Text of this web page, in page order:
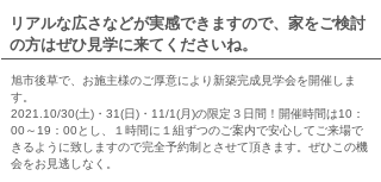
リアルな広さなどが実感できますので、家をご検討
の方はぜひ見学に来てくださいね。
旭市後草で、お施主様のご厚意により新築完成見学会を開催しま
す。
2021.10/30(土)・31(日)・11/1(月)の限定３日間！開催時間は10：
00～19：00とし、１時間に１組ずつのご案内で安心してご来場で
きるように致しますので完全予約制とさせて頂きます。ぜひこの機
会をお見逃しなく。